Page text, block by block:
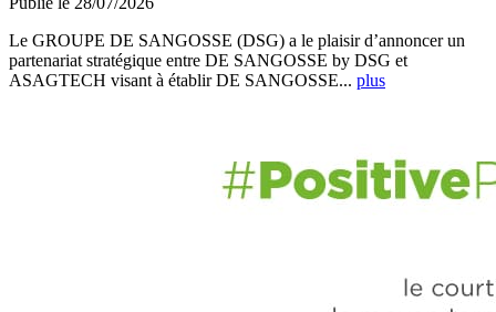
Le GROUPE DE SANGOSSE (DSG) a le plaisir d’annoncer un
partenariat stratégique entre DE SANGOSSE by DSG et
ASAGTECH visant à établir DE SANGOSSE... plus